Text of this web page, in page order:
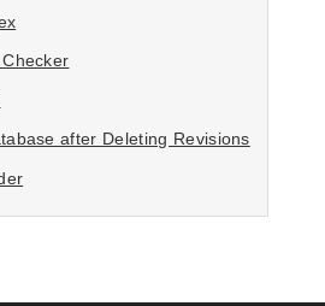
after Deleting Revisions